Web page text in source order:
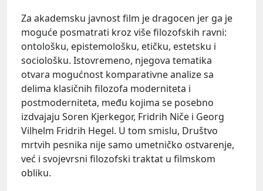
Za akademsku javnost film je dragocen jer ga je
moguće posmatrati kroz više filozofskih ravni:
ontološku, epistemološku, etičku, estetsku i
sociološku. Istovremeno, njegova tematika
otvara mogućnost komparativne analize sa
delima klasičnih filozofa moderniteta i
postmoderniteta, među kojima se posebno
izdvajaju Soren Kjerkegor, Fridrih Niče i Georg
Vilhelm Fridrih Hegel. U tom smislu, Društvo
mrtvih pesnika nije samo umetničko ostvarenje,
već i svojevrsni filozofski traktat u filmskom
obliku.